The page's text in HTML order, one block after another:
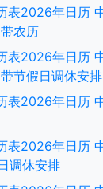
表2026年日历
农历
表2026年日历
节假日调休安排
表2026年日历
表2026年日历
调休安排